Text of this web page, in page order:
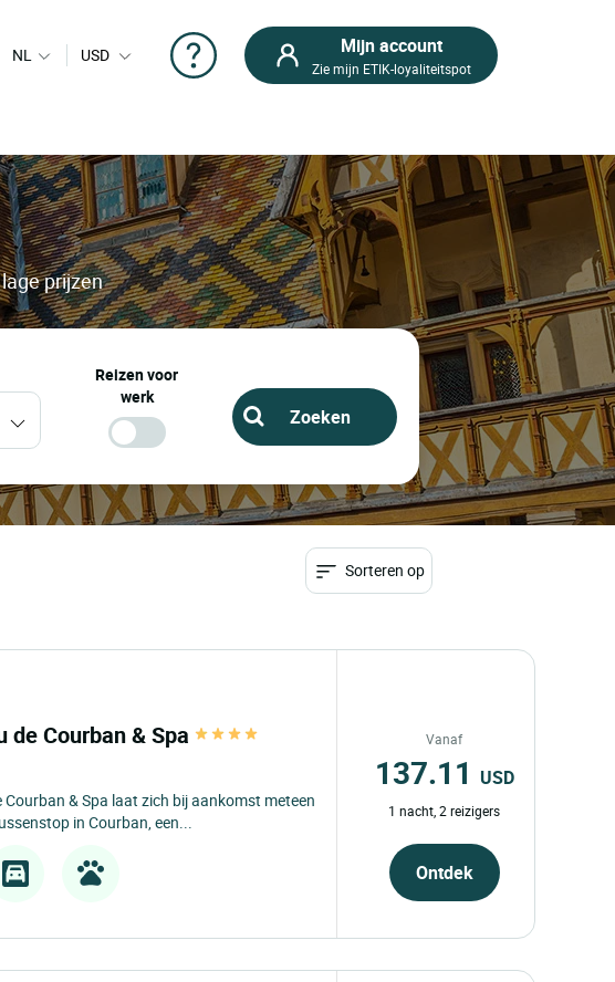
NL USD Mijn account
Zie mijn ETIK-loyaliteitspot
prijzen
Reizen voor
werk
Sorteren op
de Courban & Spa
& Spa laat zich bij aankomst meteen
in Courban, een...
Vanaf
137.11 USD
1 nacht, 2 reizigers
Ontdek